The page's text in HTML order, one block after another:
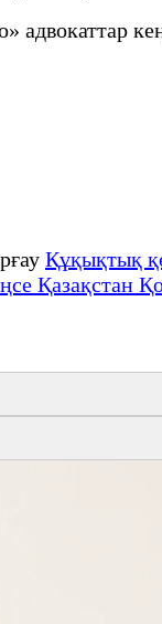
адвокаттар
Құқықтық
Қазақстан